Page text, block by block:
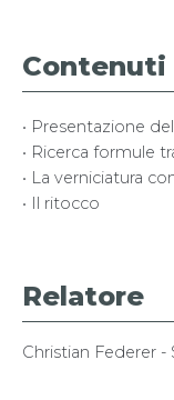
Contenuti
• Presentazione
• Ricerca formule
• La verniciatura
• Il ritocco
Relatore
Christian Federer -